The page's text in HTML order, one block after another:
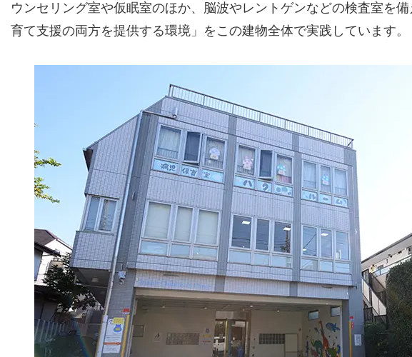
ウンセリング室や仮眠室のほか、脳波やレントゲンなどの検査室を
育て支援の両方を提供する環境」をこの建物全体で実践しています。